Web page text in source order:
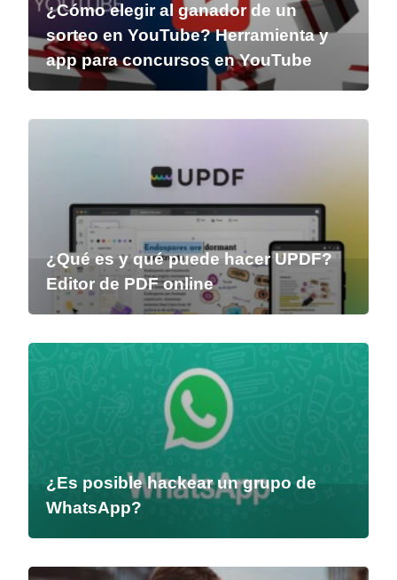
¿Cómo elegir al ganador de un
sorteo en YouTube? Herramienta y
app para concursos en YouTube
¿Qué es y qué puede hacer UPDF?
Editor de PDF online
¿Es posible hackear un grupo de
WhatsApp?